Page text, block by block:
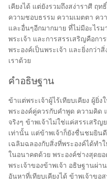
เคียงได้ แต่ยังรวมถึงสง่าราศี ฤ
ความชอบธรรม ความเมตตา คว
และอื่นๆอีกมากมาย ที่ไม่มีอะไรม
พระเจ้า และการสรรเสริญคือก
พระองค์เป็นพระเจ้า และยิ่งกว่า
เราด้วย
คำอธิษฐาน
ข้าแต่พระเจ้าผู้ไร้เทียบเคียง ผู้ยิ่
พระองค์คู่ควรกับคำพูด ความคิด
จริงๆ ข้าพเจ้าไม่ใช่แค่สรรเสริ
เท่านั้น แต่ข้าพเจ้าก็ยังชื่นชมยิน
เฉลิมฉลองกับสิ่งที่พระองค์ได้ทำ
ในอนาคตด้วย พระองค์ช่างสุดย
พระเจ้าของข้าพเจ้า อธิษฐานผ่า
อันหาที่เทียบเคียงได้ ข้าพเจ้าขอ